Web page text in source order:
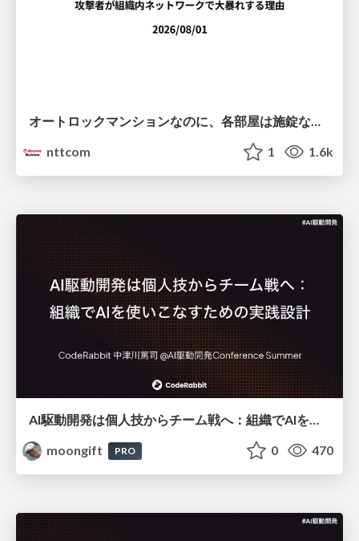
nttcom
1 1.6k
AI駆動開発は個人技からチーム戦へ：組織でAIを使いこなすための実践設計
moongift
PRO 0 470